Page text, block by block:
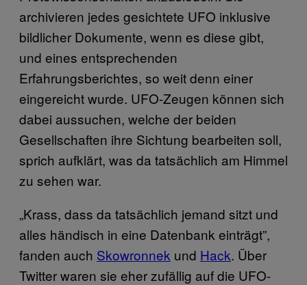
archivieren jedes gesichtete UFO inklusive
bildlicher Dokumente, wenn es diese gibt,
und eines entsprechenden
Erfahrungsberichtes, so weit denn einer
eingereicht wurde. UFO-Zeugen können sich
dabei aussuchen, welche der beiden
Gesellschaften ihre Sichtung bearbeiten soll,
sprich aufklärt, was da tatsächlich am Himmel
zu sehen war.
„Krass, dass da tatsächlich jemand sitzt und
alles händisch in eine Datenbank einträgt”,
fanden auch Skowronnek und Hack. Über
Twitter waren sie eher zufällig auf die UFO-